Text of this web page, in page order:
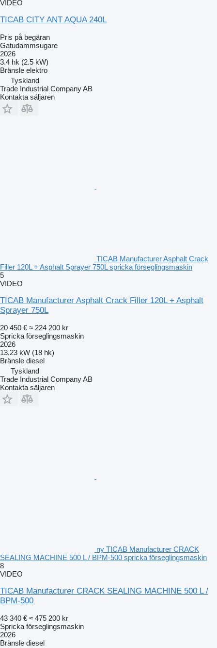
VIDEO
TICAB CITY ANT AQUA 240L
Pris på begäran
Gatudammsugare
2026
3.4 hk (2.5 kW)
Bränsle elektro
Tyskland
Trade Industrial Company AB
Kontakta säljaren
TICAB Manufacturer Asphalt Crack
Filler 120L + Asphalt Sprayer 750L spricka förseglingsmaskin
5
VIDEO
TICAB Manufacturer Asphalt Crack Filler 120L + Asphalt
Sprayer 750L
20 450 € ≈ 224 200 kr
Spricka förseglingsmaskin
2026
13.23 kW (18 hk)
Bränsle diesel
Tyskland
Trade Industrial Company AB
Kontakta säljaren
ny TICAB Manufacturer CRACK
SEALING MACHINE 500 L / BPM-500 spricka förseglingsmaskin
8
VIDEO
TICAB Manufacturer CRACK SEALING MACHINE 500 L /
BPM-500
43 340 € ≈ 475 200 kr
Spricka förseglingsmaskin
2026
Bränsle diesel